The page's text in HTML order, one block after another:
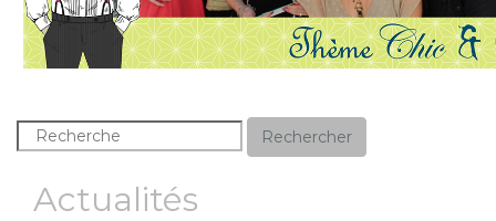
Rechercher
Actualités